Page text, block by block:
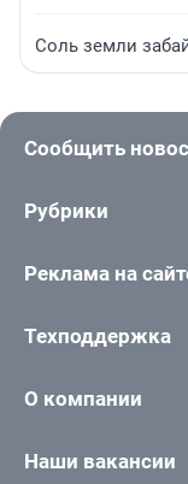
Соль земли
Сообщить
Рубрики
Реклама на
Техподдержка
О компании
Наши вакансии